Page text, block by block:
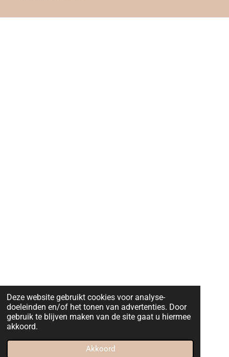
Deze website gebruikt cookies voor analyse-
doeleinden en/of het tonen van advertenties. Door
gebruik te blijven maken van de site gaat u hiermee
akkoord.
Akkoord